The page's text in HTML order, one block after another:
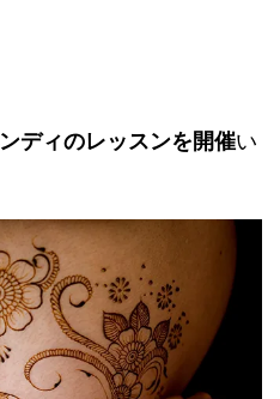
ディのレッスンを開催い